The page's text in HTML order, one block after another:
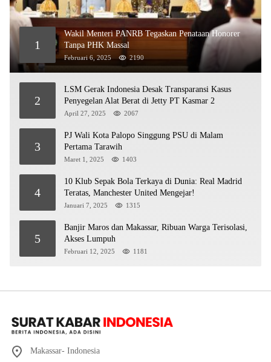
1
Wakil Menteri PANRB Tegaskan Penataan Honorer
Tanpa PHK Massal
Februari 6, 2025 2190
2
LSM Gerak Indonesia Desak Transparansi Kasus
Penyegelan Alat Berat di Jetty PT Kasmar 2
April 27, 2025 2067
3
PJ Wali Kota Palopo Singgung PSU di Malam
Pertama Tarawih
Maret 1, 2025 1403
4
10 Klub Sepak Bola Terkaya di Dunia: Real Madrid
Teratas, Manchester United Mengejar!
Januari 7, 2025 1315
5
Banjir Maros dan Makassar, Ribuan Warga Terisolasi,
Akses Lumpuh
Februari 12, 2025 1181
Makassar- Indonesia